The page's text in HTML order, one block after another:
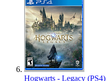
Hogwarts - Legacy (PS4)